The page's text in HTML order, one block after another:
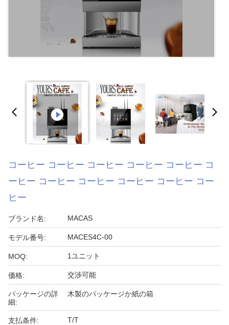
コーヒー コーヒー コーヒー コーヒー コーヒー コ
ーヒー コーヒー コーヒー コーヒー コーヒー コー
ヒー
ブランド名: MACAS
モデル番号: MACES4C-00
MOQ: 1ユニット
価格: 交渉可能
パッケージの詳
細:
木製のパッケージか紙の箱
支払条件: T/T